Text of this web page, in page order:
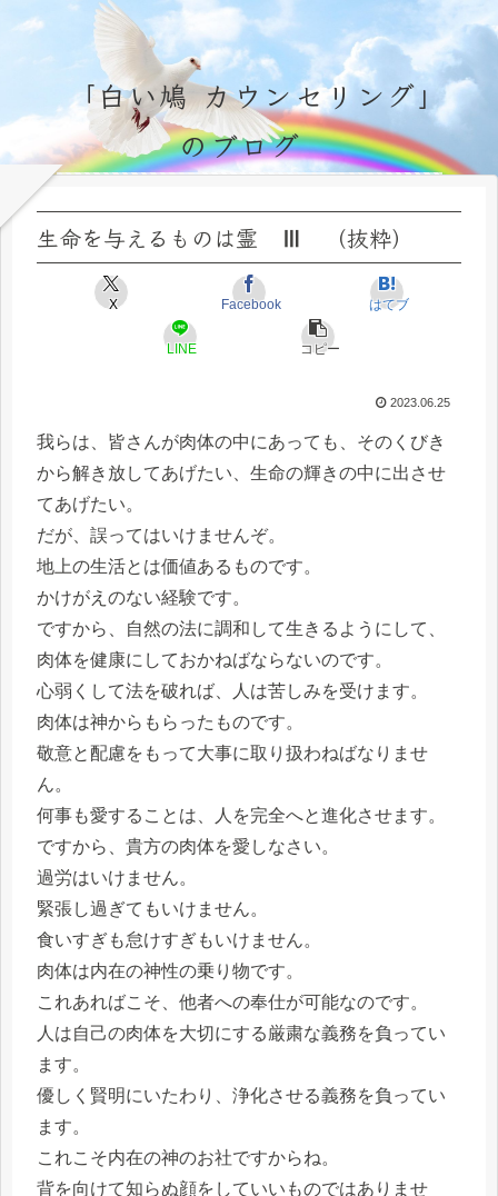
「白い鳩 カウンセリング」
のブログ
生命を与えるものは霊 Ⅲ （抜粋）
X Facebook はてブ
LINE コピー
2023.06.25
我らは、皆さんが肉体の中にあっても、そのくびき
から解き放してあげたい、生命の輝きの中に出させ
てあげたい。
だが、誤ってはいけませんぞ。
地上の生活とは価値あるものです。
かけがえのない経験です。
ですから、自然の法に調和して生きるようにして、
肉体を健康にしておかねばならないのです。
心弱くして法を破れば、人は苦しみを受けます。
肉体は神からもらったものです。
敬意と配慮をもって大事に取り扱わねばなりませ
ん。
何事も愛することは、人を完全へと進化させます。
ですから、貴方の肉体を愛しなさい。
過労はいけません。
緊張し過ぎてもいけません。
食いすぎも怠けすぎもいけません。
肉体は内在の神性の乗り物です。
これあればこそ、他者への奉仕が可能なのです。
人は自己の肉体を大切にする厳粛な義務を負ってい
ます。
優しく賢明にいたわり、浄化させる義務を負ってい
ます。
これこそ内在の神のお社ですからね。
背を向けて知らぬ顔をしていいものではありませ